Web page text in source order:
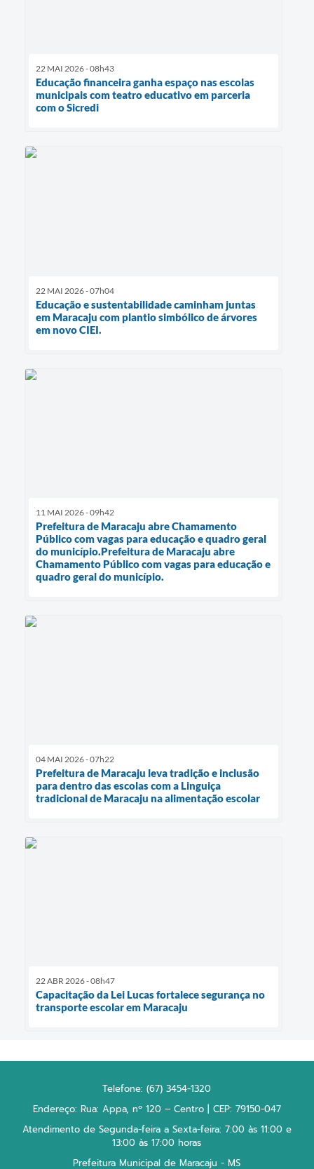
22 MAI 2026 - 08h43
Educação financeira ganha espaço nas escolas
municipais com teatro educativo em parceria
com o Sicredi
22 MAI 2026 - 07h04
Educação e sustentabilidade caminham juntas
em Maracaju com plantio simbólico de árvores
em novo CIEI.
11 MAI 2026 - 09h42
Prefeitura de Maracaju abre Chamamento
Público com vagas para educação e quadro geral
do município.Prefeitura de Maracaju abre
Chamamento Público com vagas para educação e
quadro geral do município.
04 MAI 2026 - 07h22
Prefeitura de Maracaju leva tradição e inclusão
para dentro das escolas com a Linguiça
tradicional de Maracaju na alimentação escolar
22 ABR 2026 - 08h47
Capacitação da Lei Lucas fortalece segurança no
transporte escolar em Maracaju
Telefone: (67) 3454-1320
Endereço: Rua: Appa, nº 120 – Centro | CEP: 79150-047
Atendimento de Segunda-feira a Sexta-feira: 7:00 às 11:00 e
13:00 às 17:00 horas
Prefeitura Municipal de Maracaju - MS